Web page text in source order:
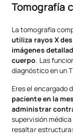
Tomografía
La tomografía
utiliza rayos X
imágenes
cuerpo. Las
diagnóstico en un
Eres el encargado
paciente en la
administrar
supervisión
resaltar